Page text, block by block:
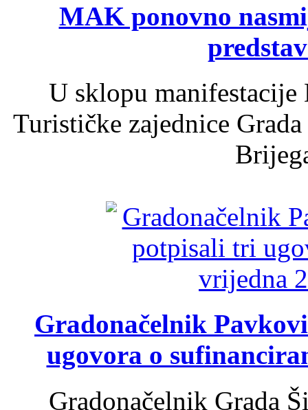
MAK ponovno
U sklopu
Turističke zajednice
Gradonačelnik
ugovora o
Gradonačelnik Grada